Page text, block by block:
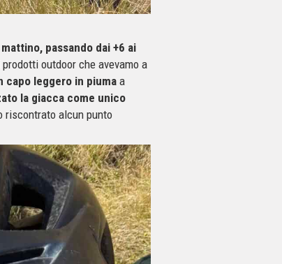
passando dai +6 ai
outdoor che avevamo a
capo leggero in piuma a
la giacca come unico
riscontrato alcun punto